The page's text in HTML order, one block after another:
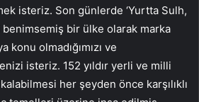
isteriz. Son günlerde ‘Yurtta Sulh,
benimsemiş bir ülke olarak marka
olmadığımızı ve
isteriz. 152 yıldır yerli ve milli
her şeyden önce karşılıklı